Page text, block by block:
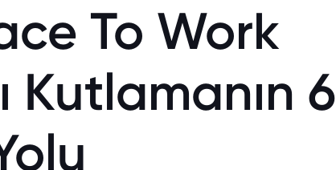
To Work
Kutlamanın 6